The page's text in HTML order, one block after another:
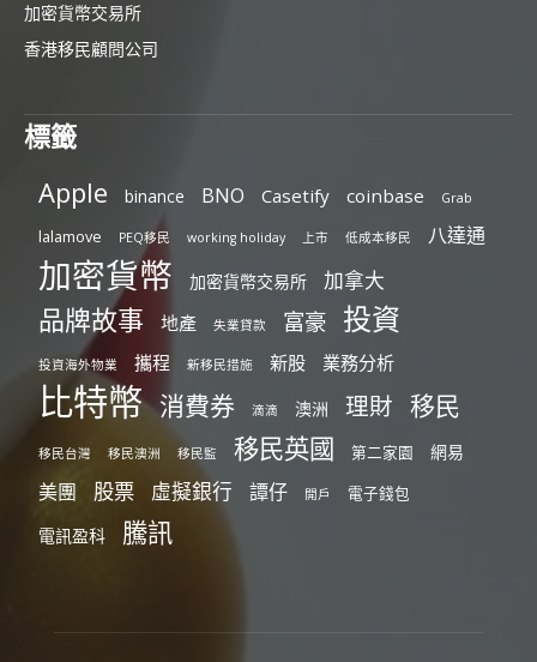
加密貨幣交易所
香港移民顧問公司
標籤
Apple binance BNO Casetify coinbase Grab
lalamove PEQ移民 working holiday 上市 低成本移民 八達通
加密貨幣 加密貨幣交易所 加拿大
品牌故事 地產 失業貸款 富豪 投資
投資海外物業 攜程 新移民措施 新股 業務分析
比特幣 消費券 滴滴 澳洲 理財 移民
移民台灣 移民澳洲 移民監 移民英國 第二家園 網易
美團 股票 虛擬銀行 譚仔 開戶 電子錢包
電訊盈科 騰訊